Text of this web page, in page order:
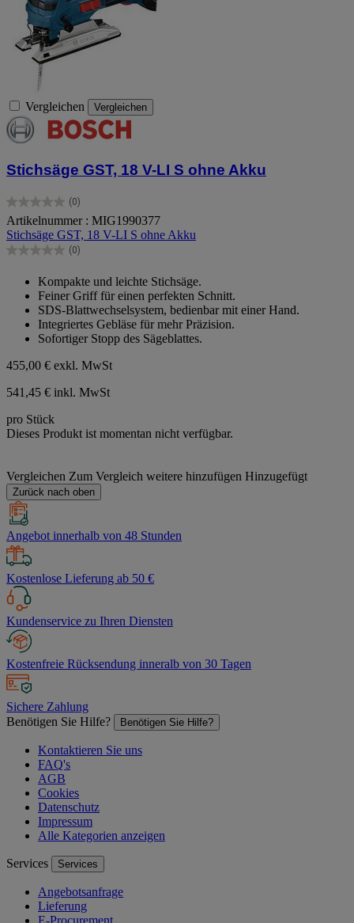
Vergleichen Vergleichen
Stichsäge GST, 18 V-LI S ohne Akku
(0)
0.0
von
5
Sternen.
Artikelnummer : MIG1990377
Stichsäge GST, 18 V-LI S ohne Akku
(0)
0.0
Sternen.
Kompakte und leichte Stichsäge.
Feiner Griff für einen perfekten Schnitt.
SDS-Blattwechselsystem, bedienbar mit einer Hand.
Integriertes Gebläse für mehr Präzision.
Sofortiger Stopp des Sägeblattes.
455,00 € exkl. MwSt
541,45 € inkl. MwSt
pro Stück
Dieses Produkt ist momentan nicht verfügbar.
Vergleichen Zum Vergleich weitere hinzufügen Hinzugefügt
Zurück nach oben
Angebot innerhalb von 48 Stunden
Kostenlose Lieferung ab 50 €
Kundenservice zu Ihren Diensten
Kostenfreie Rücksendung inneralb von 30 Tagen
Sichere Zahlung
Benötigen Sie Hilfe?
Benötigen Sie Hilfe?
Kontaktieren Sie uns
FAQ's
AGB
Cookies
Datenschutz
Impressum
Alle Kategorien anzeigen
Services Services
Angebotsanfrage
Lieferung
E-Procurement